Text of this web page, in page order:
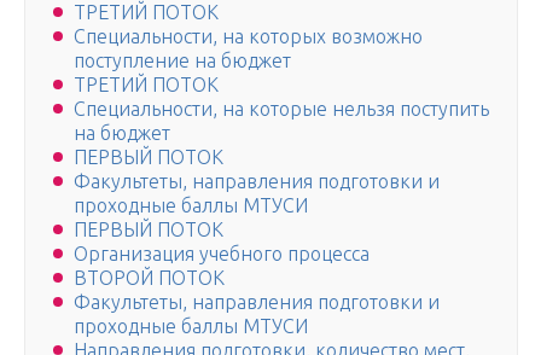
ТРЕТИЙ ПОТОК
Специальности, на которых возможно
поступление на бюджет
ТРЕТИЙ ПОТОК
Специальности, на которые нельзя поступить
на бюджет
ПЕРВЫЙ ПОТОК
Факультеты, направления подготовки и
проходные баллы МТУСИ
ПЕРВЫЙ ПОТОК
Организация учебного процесса
ВТОРОЙ ПОТОК
Факультеты, направления подготовки и
проходные баллы МТУСИ
Направления подготовки, количество мест,